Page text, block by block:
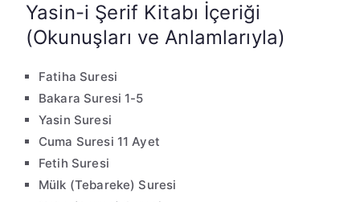
Yasin-i Şerif Kitabı İçeriği
(Okunuşları ve Anlamlarıyla)
Fatiha Suresi
Bakara Suresi 1-5
Yasin Suresi
Cuma Suresi 11 Ayet
Fetih Suresi
Mülk (Tebareke) Suresi